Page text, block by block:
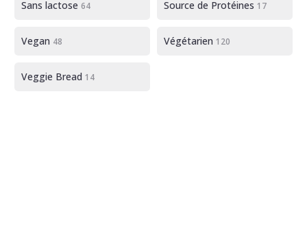
Sans lactose 64 Source de Protéines 17
Vegan 48 Végétarien 120
Veggie Bread 14